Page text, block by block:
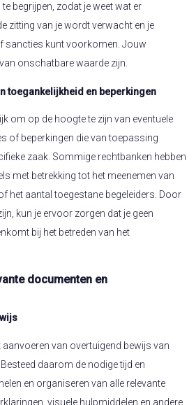
begrijpen, zodat je weet wat er
zitting van je wordt verwacht en je
sancties kunt voorkomen. Jouw
onschatbare waarde zijn.
toegankelijkheid en beperkingen
om op de hoogte te zijn van eventuele
of beperkingen die van toepassing
zaak. Sommige rechtbanken hebben
met betrekking tot het meenemen van
het aantal toegestane begeleiders. Door
kun je ervoor zorgen dat je geen
bij het betreden van het
documenten en
aanvoeren van overtuigend bewijs van
daarom de nodige tijd en
en organiseren van alle relevante
visuele hulpmiddelen en andere